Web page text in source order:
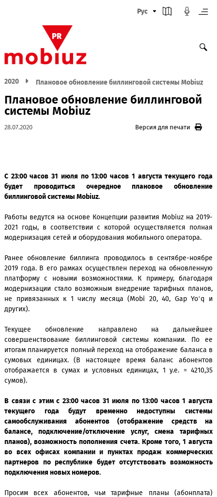
Рус
Плановое обновление
системы Mobiuz
С 23:00 часов 31 июля по 13:00 часов 1 августа
биллинговой системы Mobiuz.
Работы ведутся на основе Концепции развития Mobiuz на
модернизация сетей и оборудования мобильного
Ранее обновление биллинга проводилось в сентябре-
2019 года. В его рамках осуществлен переход на
платформу с новыми возможностями. К примеру,
не привязанных к 1 числу месяца (Mobi 20, 40, Gap
других).
Текущее обновление направлено на
совершенствование биллинговой системы компании.
сумовых единицах. (В настоящее время баланс
отображается в сумах и условных единицах, 1 у.е. =
сумов).
В связи с этим с 23:00 часов 31 июля по 13:00 часов 1
текущего года будут временно недоступны
самообслуживания абонентов (отображение
планов), возможность пополнения счета. Кроме того, 1